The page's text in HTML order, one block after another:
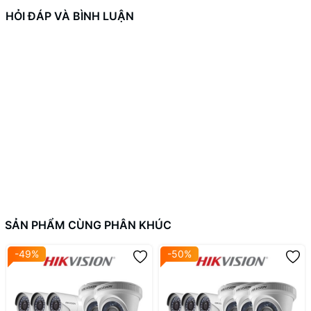
Đầu ghi hình IP 32 kênh DAHUA DHI-NVR4232-4KS3 là một trong
HỎI ĐÁP VÀ BÌNH LUẬN
SẢN PHẨM CÙNG PHÂN KHÚC
-49% -50%